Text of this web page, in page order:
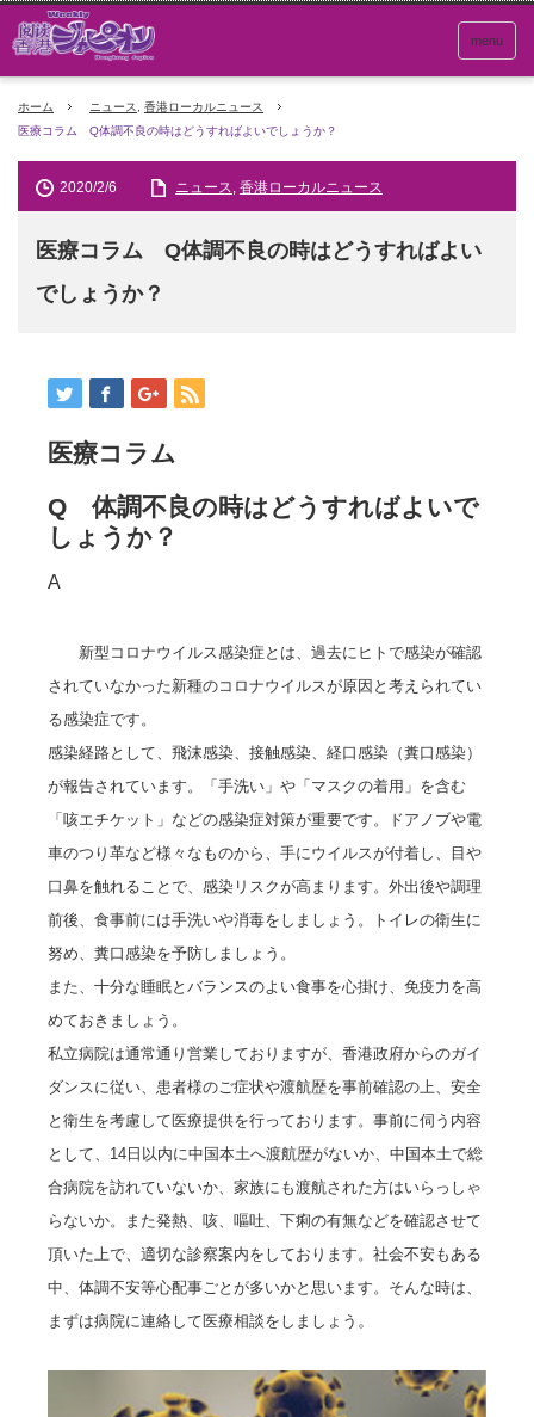
menu
ホーム ニュース
香港ローカルニュース
医療コラム Q体調不良の時はどうすればよいでしょうか？
2020/2/6 ニュース, 香港ローカルニュース
医療コラム Q体調不良の時はどうすればよい
でしょうか？
医療コラム
Q 体調不良の時はどうすればよいで
しょうか？
A
新型コロナウイルス感染症とは、過去にヒトで感染が確認
されていなかった新種のコロナウイルスが原因と考えられてい
る感染症です。
感染経路として、飛沫感染、接触感染、経口感染（糞口感染）
が報告されています。「手洗い」や「マスクの着用」を含む
「咳エチケット」などの感染症対策が重要です。ドアノブや電
車のつり革など様々なものから、手にウイルスが付着し、目や
口鼻を触れることで、感染リスクが高まります。外出後や調理
前後、食事前には手洗いや消毒をしましょう。トイレの衛生に
努め、糞口感染を予防しましょう。
また、十分な睡眠とバランスのよい食事を心掛け、免疫力を高
めておきましょう。
私立病院は通常通り営業しておりますが、香港政府からのガイ
ダンスに従い、患者様のご症状や渡航歴を事前確認の上、安全
と衛生を考慮して医療提供を行っております。事前に伺う内容
として、14日以内に中国本土へ渡航歴がないか、中国本土で総
合病院を訪れていないか、家族にも渡航された方はいらっしゃ
らないか。また発熱、咳、嘔吐、下痢の有無などを確認させて
頂いた上で、適切な診察案内をしております。 社会不安もある
中、体調不安等心配事ごとが多いかと思います。そんな時は、
まずは病院に連絡して医療相談をしましょう 。